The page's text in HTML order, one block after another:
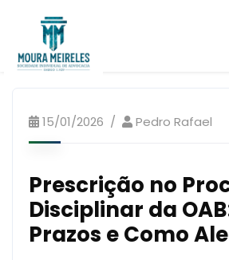
15/01/2026 Pedro Rafael
Prescrição no
Disciplinar da
Prazos e Como